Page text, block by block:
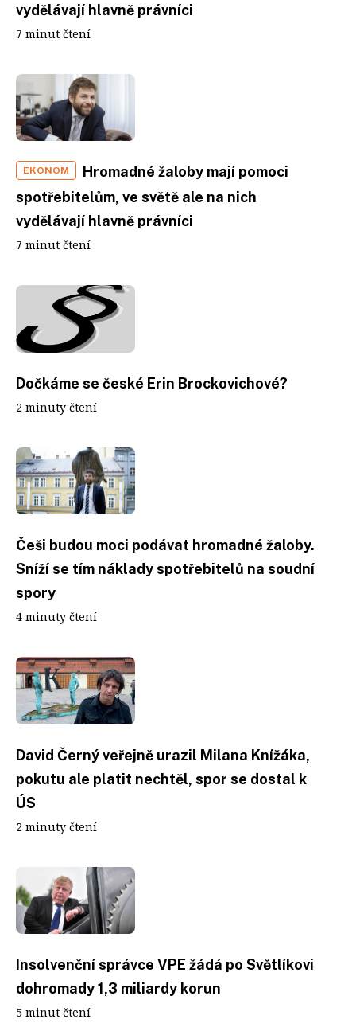
vydělávají hlavně právníci
7 minut čtení
EKONOM
Hromadné žaloby mají pomoci
spotřebitelům, ve světě ale na nich
vydělávají hlavně právníci
7 minut čtení
Dočkáme se české Erin Brockovichové?
2 minuty čtení
Češi budou moci podávat hromadné žaloby.
Sníží se tím náklady spotřebitelů na soudní
spory
4 minuty čtení
David Černý veřejně urazil Milana Knížáka,
pokutu ale platit nechtěl, spor se dostal k
ÚS
2 minuty čtení
Insolvenční správce VPE žádá po Světlíkovi
dohromady 1,3 miliardy korun
5 minut čtení